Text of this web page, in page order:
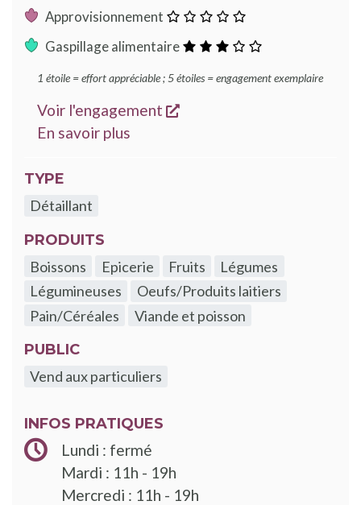
Approvisionnement
étoile
Gaspillage alimentaire
étoiles
1 étoile = effort appréciable ; 5 étoiles = engagement exemplaire
Voir l'engagement
s'ouvre dans une
En savoir plus
TYPE
Détaillant
PRODUITS
Boissons
Epicerie Fruits
Légumes
Légumineuses
Oeufs/Produits laitiers
Pain/Céréales
Viande et poisson
PUBLIC
Vend aux particuliers
INFOS PRATIQUES
Lundi : fermé
Mardi : 11h - 19h
Mercredi : 11h - 19h